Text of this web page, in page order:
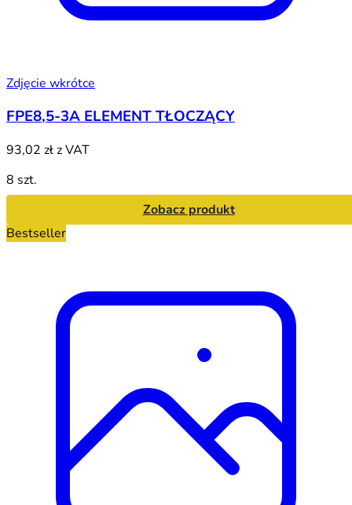
Zdjęcie wkrótce
FPE8,5-3A ELEMENT TŁOCZĄCY
93,02 złz VAT
8 szt.
Zobacz produkt
Bestseller